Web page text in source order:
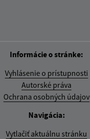
Informácie o stránke:
Vyhlásenie o prístupnosti
Autorské práva
Ochrana osobných údajov
Navigácia:
Vytlačiť aktuálnu stránku